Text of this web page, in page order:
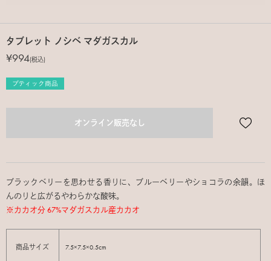
タブレット ノシベ マダガスカル
¥994(税込)
オンライン販売なし
ブラックベリーを思わせる香りに、ブルーベリーやショコラの余韻。ほ
んのりと広がるやわらかな酸味。
※カカオ分 67%マダガスカル産カカオ
商品サイズ 7.5×7.5×0.5cm